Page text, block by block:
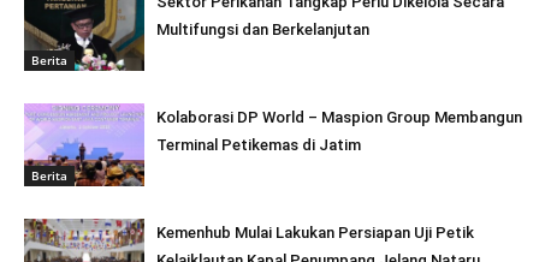
Berita
Multifungsi dan Berkelanjutan
Berita
Kolaborasi DP World – Maspion Group Membangun
Terminal Petikemas di Jatim
Kemenhub Mulai Lakukan Persiapan Uji Petik